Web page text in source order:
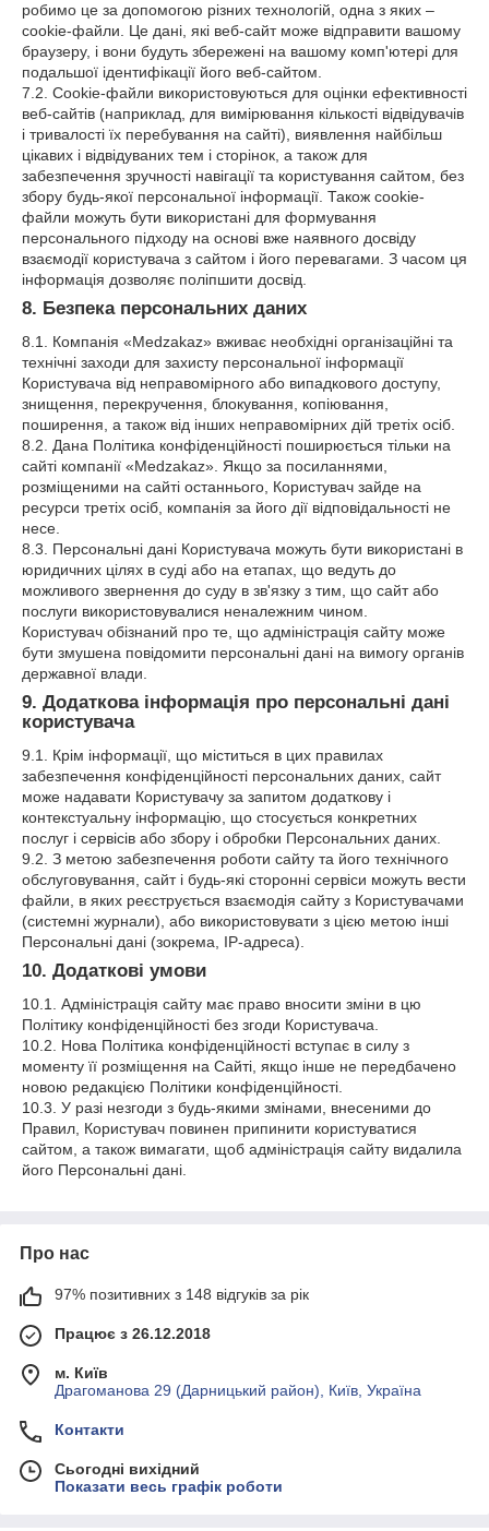
робимо це за допомогою різних технологій, одна з яких –
cookie-файли. Це дані, які веб-сайт може відправити вашому
браузеру, і вони будуть збережені на вашому комп'ютері для
подальшої ідентифікації його веб-сайтом.
7.2. Cookie-файли використовуються для оцінки ефективності
веб-сайтів (наприклад, для вимірювання кількості відвідувачів
і тривалості їх перебування на сайті), виявлення найбільш
цікавих і відвідуваних тем і сторінок, а також для
забезпечення зручності навігації та користування сайтом, без
збору будь-якої персональної інформації. Також cookie-
файли можуть бути використані для формування
персонального підходу на основі вже наявного досвіду
взаємодії користувача з сайтом і його перевагами. З часом ця
інформація дозволяє поліпшити досвід.
8. Безпека персональних даних
8.1. Компанія «Medzakaz» вживає необхідні організаційні та
технічні заходи для захисту персональної інформації
Користувача від неправомірного або випадкового доступу,
знищення, перекручення, блокування, копіювання,
поширення, а також від інших неправомірних дій третіх осіб.
8.2. Дана Політика конфіденційності поширюється тільки на
сайті компанії «Medzakaz». Якщо за посиланнями,
розміщеними на сайті останнього, Користувач зайде на
ресурси третіх осіб, компанія за його дії відповідальності не
несе.
8.3. Персональні дані Користувача можуть бути використані в
юридичних цілях в суді або на етапах, що ведуть до
можливого звернення до суду в зв'язку з тим, що сайт або
послуги використовувалися неналежним чином.
Користувач обізнаний про те, що адміністрація сайту може
бути змушена повідомити персональні дані на вимогу органів
державної влади.
9. Додаткова інформація про персональні дані
користувача
9.1. Крім інформації, що міститься в цих правилах
забезпечення конфіденційності персональних даних, сайт
може надавати Користувачу за запитом додаткову і
контекстуальну інформацію, що стосується конкретних
послуг і сервісів або збору і обробки Персональних даних.
9.2. З метою забезпечення роботи сайту та його технічного
обслуговування, сайт і будь-які сторонні сервіси можуть вести
файли, в яких реєструється взаємодія сайту з Користувачами
(системні журнали), або використовувати з цією метою інші
Персональні дані (зокрема, IP-адреса).
10. Додаткові умови
10.1. Адміністрація сайту має право вносити зміни в цю
Політику конфіденційності без згоди Користувача.
10.2. Нова Політика конфіденційності вступає в силу з
моменту її розміщення на Сайті, якщо інше не передбачено
новою редакцією Політики конфіденційності.
10.3. У разі незгоди з будь-якими змінами, внесеними до
Правил, Користувач повинен припинити користуватися
сайтом, а також вимагати, щоб адміністрація сайту видалила
його Персональні дані.
Про нас
97% позитивних з 148 відгуків за рік
Працює з 26.12.2018
м. Київ
Драгоманова 29 (Дарницький район), Київ, Україна
Контакти
Сьогодні вихідний
Показати весь графік роботи